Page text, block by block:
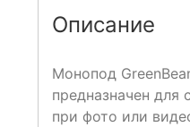
Описание
Монопод
предназначен для
при фото или